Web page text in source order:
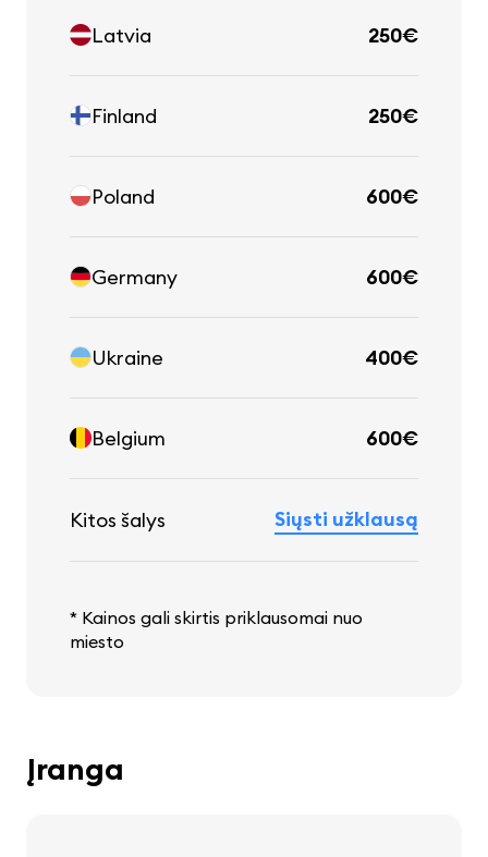
Latvia 250€
Finland 250€
Poland 600€
Germany 600€
Ukraine 400€
Belgium 600€
Kitos šalys Siųsti užklausą
* Kainos gali skirtis priklausomai nuo
miesto
Įranga